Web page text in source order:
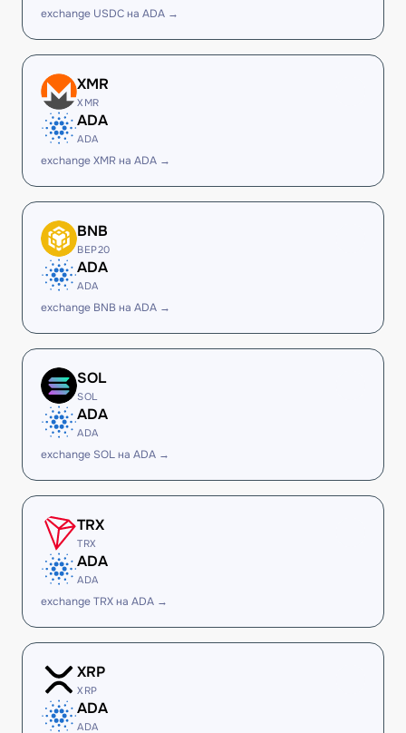
exchange USDC на ADA →
XMR
XMR
ADA
ADA
exchange XMR на ADA →
BNB
BEP20
ADA
ADA
exchange BNB на ADA →
SOL
SOL
ADA
ADA
exchange SOL на ADA →
TRX
TRX
ADA
ADA
exchange TRX на ADA →
XRP
XRP
ADA
ADA